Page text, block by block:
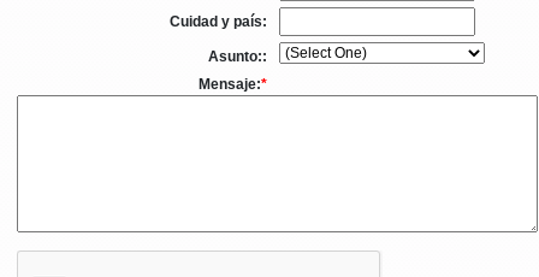
Cuidad y país:
Asunto::
Mensaje:*